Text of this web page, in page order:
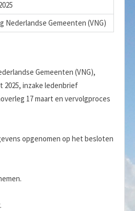
Nederlandse Gemeenten (VNG)
Gemeenten (VNG),
2025, inzake ledenbrief
17 maart en vervolgproces
opgenomen op het besloten